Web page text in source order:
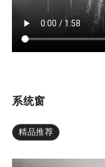
系统窗
精品推荐